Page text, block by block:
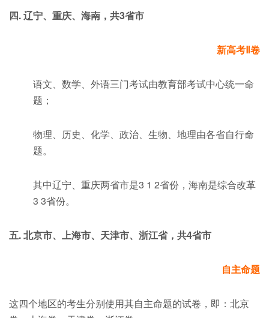
四. 辽宁、重庆、海南，共3省市
新高考Ⅱ卷
语文、数学、外语三门考试由教育部考试中心统一命
题；
物理、历史、化学、政治、生物、地理由各省自行命
题。
其中辽宁、重庆两省市是3 1 2省份，海南是综合改革
3 3省份。
五. 北京市、上海市、天津市、浙江省，共4省市
自主命题
这四个地区的考生分别使用其自主命题的试卷，即：北京